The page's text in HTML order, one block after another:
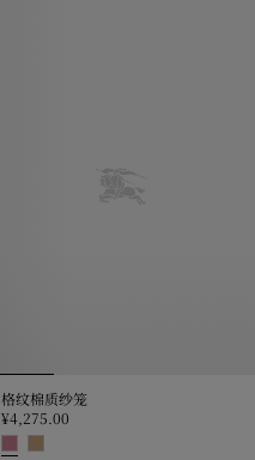
格纹棉质纱笼
¥4,275.00